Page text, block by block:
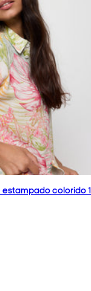
colorido